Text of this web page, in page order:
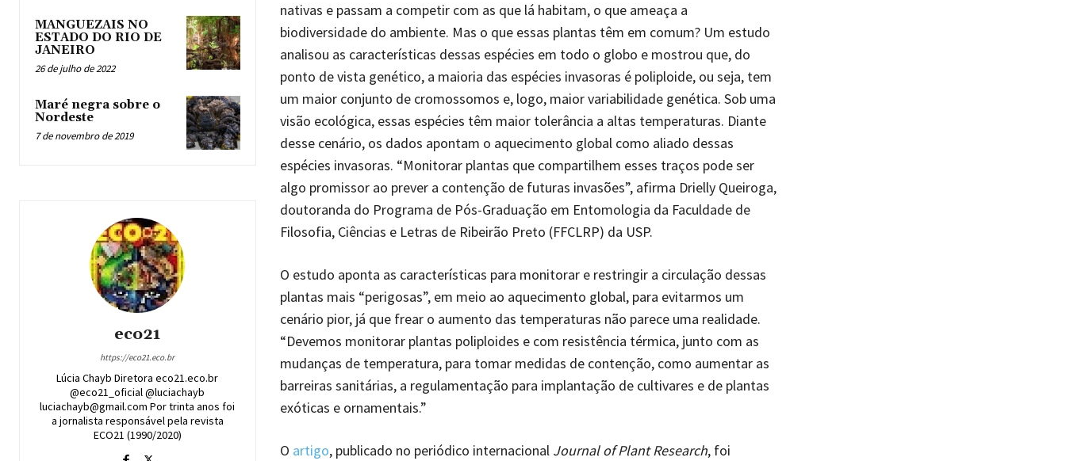
MANGUEZAIS NO
ESTADO DO RIO DE
JANEIRO
26 de julho de 2022
Maré negra sobre o
Nordeste
7 de novembro de 2019
eco21
https://eco21.eco.br
Lúcia Chayb Diretora eco21.eco.br
@eco21_oficial @luciachayb
luciachayb@gmail.com Por trinta anos foi
a jornalista responsável pela revista
ECO21 (1990/2020)
nativas e passam a competir com as que lá habitam, o que ameaça a
biodiversidade do ambiente. Mas o que essas plantas têm em comum? Um estudo
analisou as características dessas espécies em todo o globo e mostrou que, do
ponto de vista genético, a maioria das espécies invasoras é poliploide, ou seja, tem
um maior conjunto de cromossomos e, logo, maior variabilidade genética. Sob uma
visão ecológica, essas espécies têm maior tolerância a altas temperaturas. Diante
desse cenário, os dados apontam o aquecimento global como aliado dessas
espécies invasoras. “Monitorar plantas que compartilhem esses traços pode ser
algo promissor ao prever a contenção de futuras invasões”, afirma Drielly Queiroga,
doutoranda do Programa de Pós-Graduação em Entomologia da Faculdade de
Filosofia, Ciências e Letras de Ribeirão Preto (FFCLRP) da USP.
O estudo aponta as características para monitorar e restringir a circulação dessas
plantas mais “perigosas”, em meio ao aquecimento global, para evitarmos um
cenário pior, já que frear o aumento das temperaturas não parece uma realidade.
“Devemos monitorar plantas poliploides e com resistência térmica, junto com as
mudanças de temperatura, para tomar medidas de contenção, como aumentar as
barreiras sanitárias, a regulamentação para implantação de cultivares e de plantas
exóticas e ornamentais.”
O artigo, publicado no periódico internacional Journal of Plant Research, foi